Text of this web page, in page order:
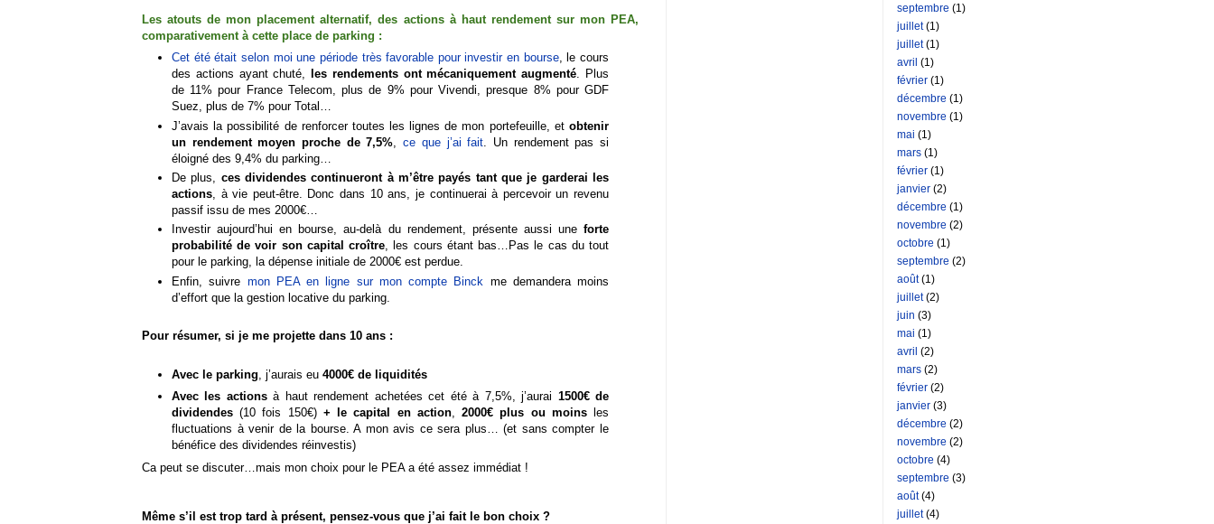
Les atouts de mon placement alternatif, des actions à haut rendement sur mon PEA,
comparativement à cette place de parking :
Cet été était selon moi une période très favorable pour investir en bourse, le cours
des actions ayant chuté,
les rendements ont mécaniquement augmenté. Plus
de 11% pour France Telecom, plus de 9% pour Vivendi, presque 8% pour GDF
Suez, plus de 7% pour Total…
J’avais la possibilité de renforcer toutes les lignes de mon portefeuille, et obtenir
un rendement moyen proche de 7,5% ,ce que j’ai fait . Un rendement pas si
éloigné des 9,4% du parking…
De plus, ces dividendes continueront à m’être payés tant que je garderai les
actions, à vie peut-être. Donc dans 10 ans, je continuerai à percevoir un revenu
passif issu de mes 2000€…
Investir aujourd’hui en bourse, au-delà du rendement, présente aussi une forte
probabilité de voir son capital croître, les cours étant bas…Pas le cas du tout
pour le parking, la dépense initiale de 2000€ est perdue.
Enfin, suivre mon PEA en ligne sur mon compte Binck me demandera moins
d’effort que la gestion locative du parking.
Pour résumer, si je me projette dans 10 ans :
Avec le parking , j’aurais eu 4000€ de liquidités
Avec les actionsà haut rendement achetées cet été à 7,5%, j’aurai 1500€ de
dividendes (10 fois 150€) + le capital en action,2000€ plus ou moinsles
fluctuations à venir de la bourse. A mon avis ce sera plus… (et sans compter le
bénéfice des dividendes réinvestis)
Ca peut se discuter…mais mon choix pour le PEA a été assez immédiat !
Même s’il est trop tard à présent, pensez-vous que j’ai fait le bon choix ?
septembre (1)
juillet(1)
juillet(1)
avril (1)
février (1)
décembre (1)
novembre (1)
mai (1)
mars (1)
février (1)
janvier (2)
décembre (1)
novembre (2)
octobre (1)
septembre (2)
août(1)
juillet(2)
juin (3)
mai (1)
avril (2)
mars (2)
février (2)
janvier (3)
décembre (2)
novembre (2)
octobre (4)
septembre (3)
août(4)
juillet(4)